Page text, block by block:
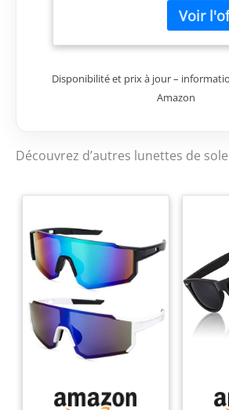
Disponibilité et prix à jour –
Amazon
Découvrez d’autres lunettes de